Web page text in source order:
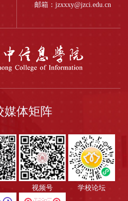
邮箱：jzxxxy@jzci.edu.cn
媒体矩阵
视频号 学校论坛